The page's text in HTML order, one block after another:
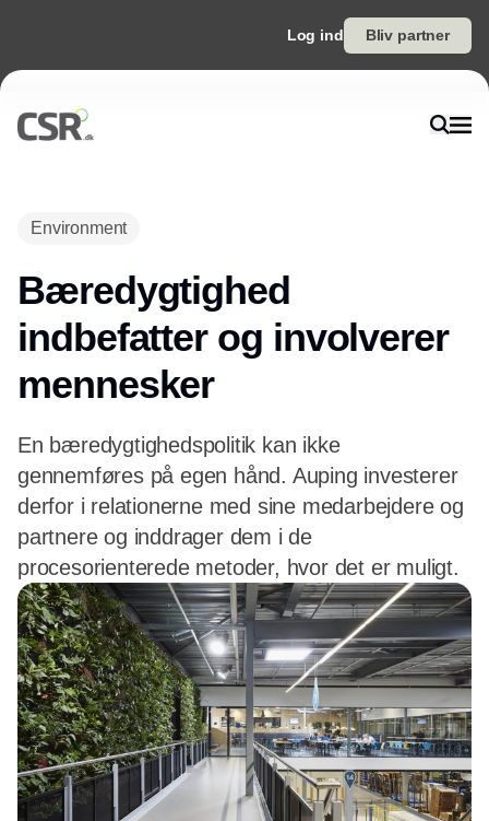
Log ind Bliv partner
Environment
Bæredygtighed
indbefatter og involverer
mennesker
En bæredygtighedspolitik kan ikke
gennemføres på egen hånd. Auping investerer
derfor i relationerne med sine medarbejdere og
partnere og inddrager dem i de
procesorienterede metoder, hvor det er muligt.